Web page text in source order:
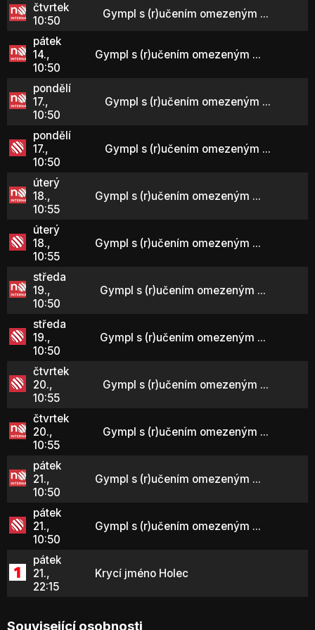
čtvrtek
10:50
Gympl s (r)učením omezeným ...
pátek
14.,
10:50
Gympl s (r)učením omezeným ...
pondělí
17.,
10:50
Gympl s (r)učením omezeným ...
pondělí
17.,
10:50
Gympl s (r)učením omezeným ...
úterý
18.,
10:55
Gympl s (r)učením omezeným ...
úterý
18.,
10:55
Gympl s (r)učením omezeným ...
středa
19.,
10:50
Gympl s (r)učením omezeným ...
středa
19.,
10:50
Gympl s (r)učením omezeným ...
čtvrtek
20.,
10:55
Gympl s (r)učením omezeným ...
čtvrtek
20.,
10:55
Gympl s (r)učením omezeným ...
pátek
21.,
10:50
Gympl s (r)učením omezeným ...
pátek
21.,
10:50
Gympl s (r)učením omezeným ...
pátek
21.,
22:15
Krycí jméno Holec
Související osobnosti